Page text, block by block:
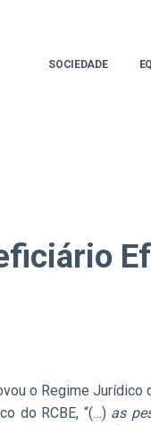
SOCIEDADE
o Regime
do RCBE, “(…) as